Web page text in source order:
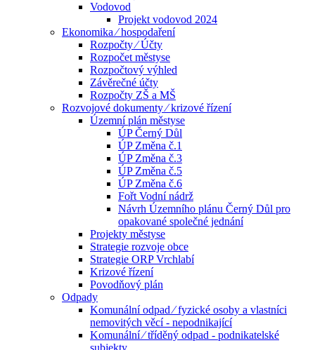
Vodovod
Projekt vodovod 2024
Ekonomika ⁄ hospodaření
Rozpočty ⁄ Účty
Rozpočet městyse
Rozpočtový výhled
Závěrečné účty
Rozpočty ZŠ a MŠ
Rozvojové dokumenty ⁄ krizové řízení
Územní plán městyse
ÚP Černý Důl
ÚP Změna č.1
ÚP Změna č.3
ÚP Změna č.5
ÚP Změna č.6
Fořt Vodní nádrž
Návrh Územního plánu Černý Důl pro
opakované společné jednání
Projekty městyse
Strategie rozvoje obce
Strategie ORP Vrchlabí
Krizové řízení
Povodňový plán
Odpady
Komunální odpad ⁄ fyzické osoby a vlastníci
nemovitých věcí - nepodnikající
Komunální ⁄ tříděný odpad - podnikatelské
subjekty